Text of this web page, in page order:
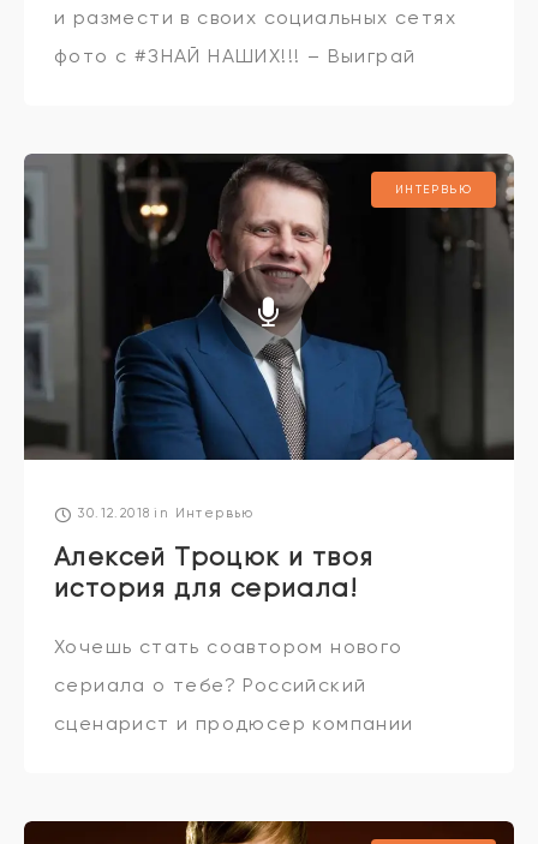
и размести в своих социальных сетях
фото с #ЗНАЙ НАШИХ!!! – Выиграй
увеличивает шансы на
ИНТЕРВЬЮ
30.12.2018 in Интервью
Алексей Троцюк и твоя
история для сериала!
Хочешь стать соавтором нового
сериала о тебе? Российский
сценарист и продюсер компании
телеканала «#Супер». Автор